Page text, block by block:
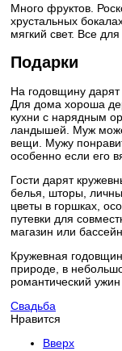
Много фруктов.
хрустальных
мягкий свет. Все
Подарки
На годовщину дарят
Для дома хороша
кухни с нарядным
ландышей. Муж
вещи. Мужу
особенно если его
Гости дарят
белья, шторы,
цветы в горшках,
путевки для
магазин или бассейн.
Кружевная
природе, в
романтический
Свадьба
Нравится
Вверх